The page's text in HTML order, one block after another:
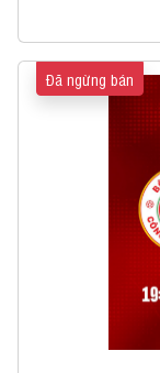
Đã ngừng bán